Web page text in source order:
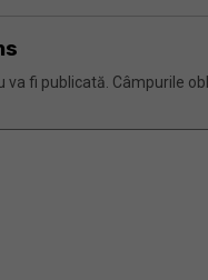
va fi publicată. Câmpurile